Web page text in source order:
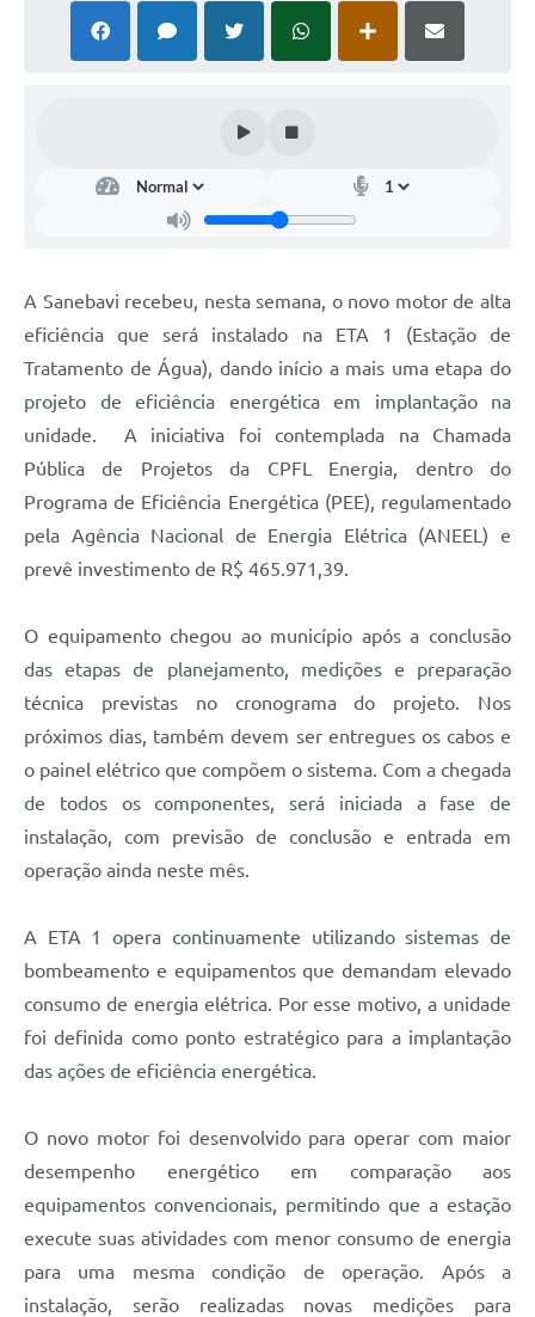
Contratos
Carta de Serviços
Galeria de Vídeos
Contas Públicas
Links Úteis
A Sanebavi recebeu, nesta semana, o novo motor de alta
eficiência que será instalado na ETA 1 (Estação de
Tratamento de Água), dando início a mais uma etapa do
projeto de eficiência energética em implantação na
unidade. A iniciativa foi contemplada na Chamada
Pública de Projetos da CPFL Energia, dentro do
Programa de Eficiência Energética (PEE), regulamentado
pela Agência Nacional de Energia Elétrica (ANEEL) e
prevê investimento de R$ 465.971,39.
O equipamento chegou ao município após a conclusão
das etapas de planejamento, medições e preparação
técnica previstas no cronograma do projeto. Nos
próximos dias, também devem ser entregues os cabos e
o painel elétrico que compõem o sistema. Com a chegada
de todos os componentes, será iniciada a fase de
instalação, com previsão de conclusão e entrada em
operação ainda neste mês.
A ETA 1 opera continuamente utilizando sistemas de
bombeamento e equipamentos que demandam elevado
consumo de energia elétrica. Por esse motivo, a unidade
foi definida como ponto estratégico para a implantação
das ações de eficiência energética.
O novo motor foi desenvolvido para operar com maior
desempenho energético em comparação aos
equipamentos convencionais, permitindo que a estação
execute suas atividades com menor consumo de energia
para uma mesma condição de operação. Após a
instalação, serão realizadas novas medições para